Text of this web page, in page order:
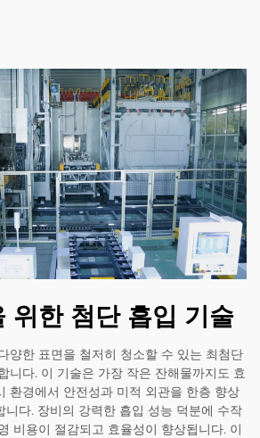
위한 첨단 흡입 기술
양한 표면을 철저히 청소할 수 있는 최첨단
니다. 이 기술은 가장 작은 잔해물까지도 효
환경에서 안전성과 미적 외관을 한층 향상
니다. 장비의 강력한 흡입 성능 덕분에 수작
비용이 절감되고 효율성이 향상됩니다. 이